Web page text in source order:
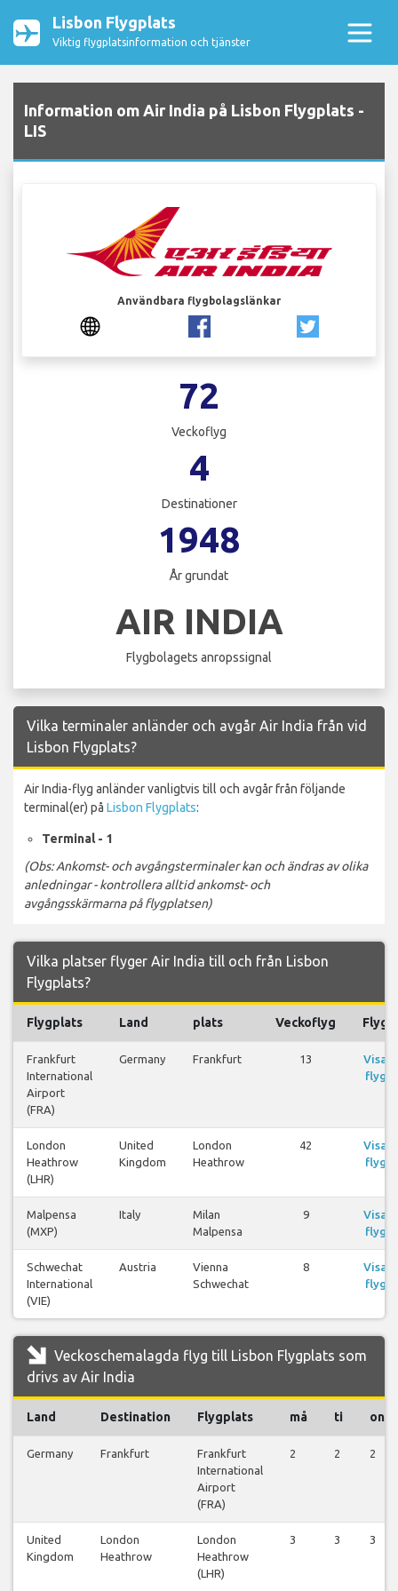
Lisbon Flygplats
Viktig flygplatsinformation och tjänster
Information om Air India på Lisbon Flygplats -
LIS
Användbara flygbolagslänkar
72
Veckoflyg
4
Destinationer
1948
År grundat
AIR INDIA
Flygbolagets anropssignal
Vilka terminaler anländer och avgår Air India från vid
Lisbon Flygplats?
Air India-flyg anländer vanligtvis till och avgår från följande
terminal(er) på Lisbon Flygplats:
Terminal - 1
(Obs: Ankomst- och avgångsterminaler kan och ändras av olika
anledningar - kontrollera alltid ankomst- och
avgångsskärmarna på flygplatsen)
Vilka platser flyger Air India till och från Lisbon
Flygplats?
Flygplats Land plats Veckoflyg Flyg
Frankfurt
International
Airport
(FRA)
Germany Frankfurt 13
Visa
flyg
London
Heathrow
(LHR)
United
Kingdom
London
Heathrow
42
Visa
flyg
Malpensa
(MXP)
Italy
Milan
Malpensa
9
Visa
flyg
Schwechat
International
(VIE)
Austria
Vienna
Schwechat
8
Visa
flyg
Veckoschemalagda flyg till Lisbon Flygplats som
drivs av Air India
Land Destination Flygplats må ti on
Germany Frankfurt
Frankfurt
International
Airport
(FRA)
2 2 2
United
Kingdom
London
Heathrow
London
Heathrow
(LHR)
3 3 3